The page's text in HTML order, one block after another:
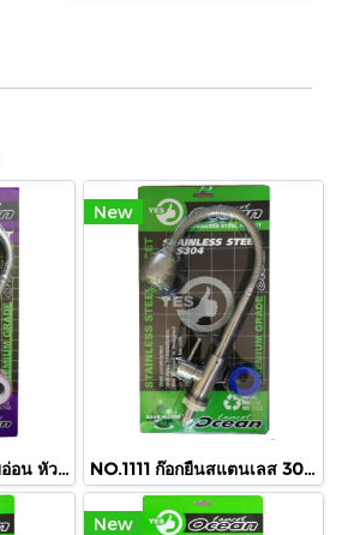
NO.5544 ก๊อกยืนสายอ่อน หัวโต
New
NO.1111 ก๊อกยืนสแตนเลส 304 สายอ่อน
New